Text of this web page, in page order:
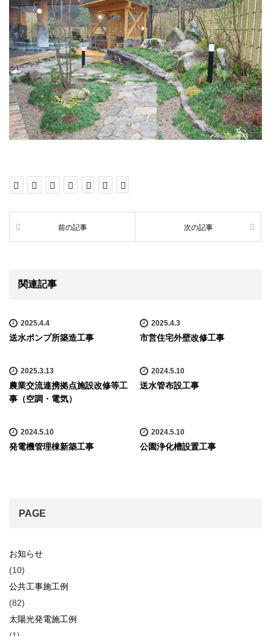
前の記事 次の記事
関連記事
2025.4.4
送水ポンプ所築造工事
2025.4.3
市営住宅外壁改修工事
2025.3.13
農業交流連携拠点施設改修等工
事（空調・電気）
2024.5.10
送水管布設工事
2024.5.10
発電機管理棟新築工事
2024.5.10
公園浄化槽設置工事
PAGE
お知らせ
(10)
公共工事施工例
(82)
太陽光発電施工例